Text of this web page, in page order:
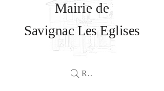
Savignac Les Eglises
Mairie de
Rechercher